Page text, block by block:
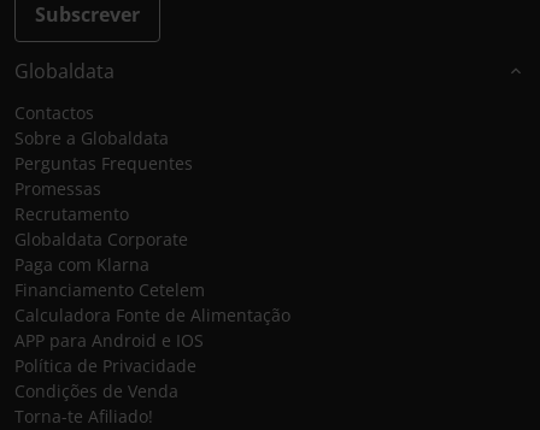
Subscrever
Globaldata
Contactos
Sobre a Globaldata
Perguntas Frequentes
Promessas
Recrutamento
Globaldata Corporate
Paga com Klarna
Financiamento Cetelem
Calculadora Fonte de Alimentação
APP para Android e IOS
Política de Privacidade
Condições de Venda
Torna-te Afiliado!